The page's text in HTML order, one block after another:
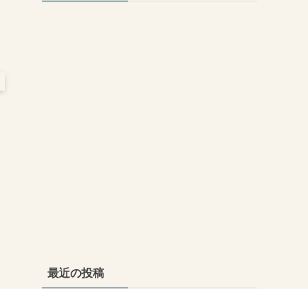
最近の投稿